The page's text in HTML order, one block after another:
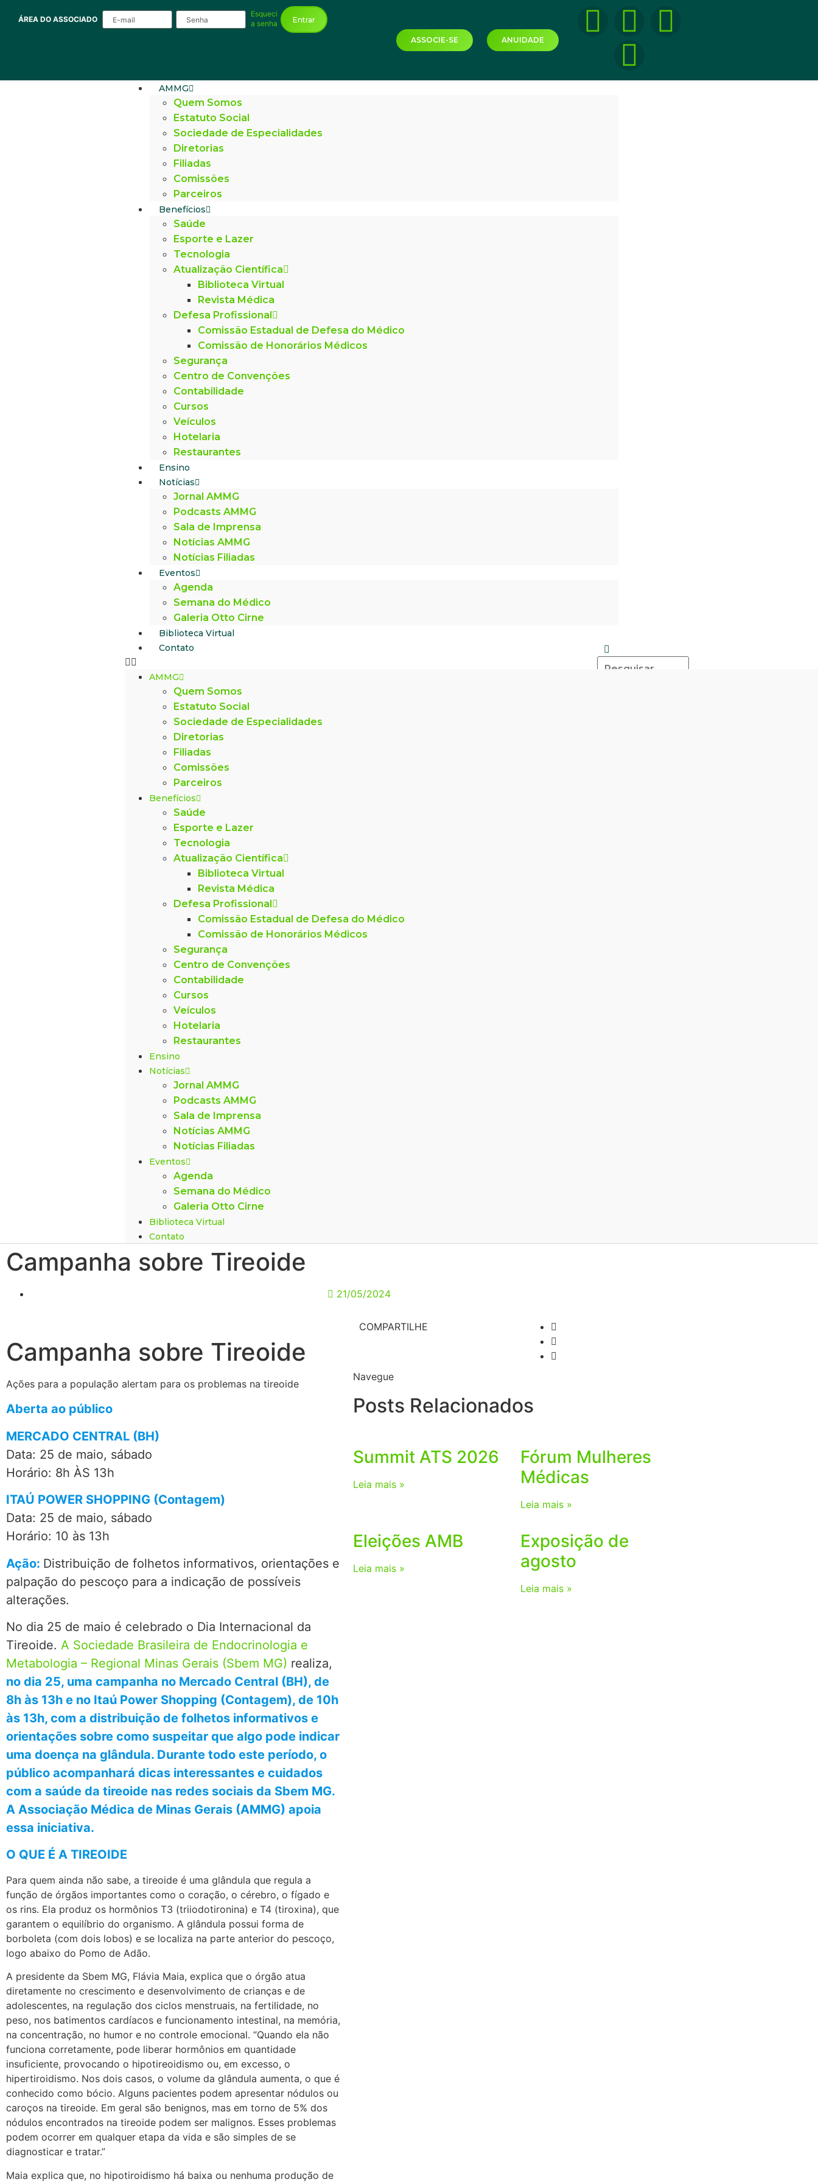
ÁREA DO ASSOCIADO
Esqueci
a senha
Entrar
ASSOCIE-SE ANUIDADE
AMMG
Quem Somos
Estatuto Social
Sociedade de Especialidades
Diretorias
Filiadas
Comissões
Parceiros
Benefícios
Saúde
Esporte e Lazer
Tecnologia
Atualização Científica
Biblioteca Virtual
Revista Médica
Defesa Profissional
Comissão Estadual de Defesa do Médico
Comissão de Honorários Médicos
Segurança
Centro de Convenções
Contabilidade
Cursos
Veículos
Hotelaria
Restaurantes
Ensino
Notícias
Jornal AMMG
Podcasts AMMG
Sala de Imprensa
Notícias AMMG
Notícias Filiadas
Eventos
Agenda
Semana do Médico
Galeria Otto Cirne
Biblioteca Virtual
Contato
AMMG
Quem Somos
Estatuto Social
Sociedade de Especialidades
Diretorias
Filiadas
Comissões
Parceiros
Benefícios
Saúde
Esporte e Lazer
Tecnologia
Atualização Científica
Biblioteca Virtual
Revista Médica
Defesa Profissional
Comissão Estadual de Defesa do Médico
Comissão de Honorários Médicos
Segurança
Centro de Convenções
Contabilidade
Cursos
Veículos
Hotelaria
Restaurantes
Ensino
Notícias
Jornal AMMG
Podcasts AMMG
Sala de Imprensa
Notícias AMMG
Notícias Filiadas
Eventos
Agenda
Semana do Médico
Galeria Otto Cirne
Biblioteca Virtual
Contato
Campanha sobre Tireoide
21/05/2024
Campanha sobre Tireoide
Ações para a população alertam para os problemas na tireoide
Aberta ao público
MERCADO CENTRAL (BH)
Data: 25 de maio, sábado
Horário: 8h ÀS 13h
ITAÚ POWER SHOPPING (Contagem)
Data: 25 de maio, sábado
Horário: 10 às 13h
Ação: Distribuição de folhetos informativos, orientações e
palpação do pescoço para a indicação de possíveis
alterações.
No dia 25 de maio é celebrado o Dia Internacional da
Tireoide. A Sociedade Brasileira de Endocrinologia e
Metabologia – Regional Minas Gerais (Sbem MG) realiza,
no dia 25, uma campanha no Mercado Central (BH), de
8h às 13h e no Itaú Power Shopping (Contagem), de 10h
às 13h, com a distribuição de folhetos informativos e
orientações sobre como suspeitar que algo pode indicar
uma doença na glândula. Durante todo este período, o
público acompanhará dicas interessantes e cuidados
com a saúde da tireoide nas redes sociais da Sbem MG.
A Associação Médica de Minas Gerais (AMMG) apoia
essa iniciativa.
O QUE É A TIREOIDE
Para quem ainda não sabe, a tireoide é uma glândula que regula a
função de órgãos importantes como o coração, o cérebro, o fígado e
os rins. Ela produz os hormônios T3 (triiodotironina) e T4 (tiroxina), que
garantem o equilíbrio do organismo. A glândula possui forma de
borboleta (com dois lobos) e se localiza na parte anterior do pescoço,
logo abaixo do Pomo de Adão.
A presidente da Sbem MG, Flávia Maia, explica que o órgão atua
diretamente no crescimento e desenvolvimento de crianças e de
adolescentes, na regulação dos ciclos menstruais, na fertilidade, no
peso, nos batimentos cardíacos e funcionamento intestinal, na memória,
na concentração, no humor e no controle emocional. “Quando ela não
funciona corretamente, pode liberar hormônios em quantidade
insuficiente, provocando o hipotireoidismo ou, em excesso, o
hipertiroidismo. Nos dois casos, o volume da glândula aumenta, o que é
conhecido como bócio. Alguns pacientes podem apresentar nódulos ou
caroços na tireoide. Em geral são benignos, mas em torno de 5% dos
nódulos encontrados na tireoide podem ser malignos. Esses problemas
podem ocorrer em qualquer etapa da vida e são simples de se
diagnosticar e tratar.”
Maia explica que, no hipotiroidismo há baixa ou nenhuma produção de
COMPARTILHE
Navegue
Posts Relacionados
Summit ATS 2026
Leia mais »
Fórum Mulheres
Médicas
Leia mais »
Eleições AMB
Leia mais »
Exposição de
agosto
Leia mais »